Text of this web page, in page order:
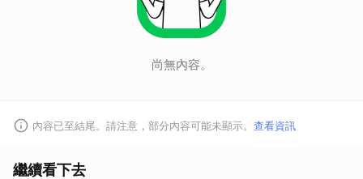
尚無內容。
內容已至結尾。請注意，部分內容可能未顯示。 查看資訊
繼續看下去